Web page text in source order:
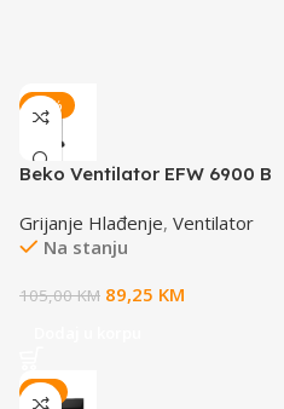
-15%
Beko Ventilator EFW 6900 B
Grijanje Hlađenje, Ventilator
Na stanju
105,00KM 89,25 KM
-8%